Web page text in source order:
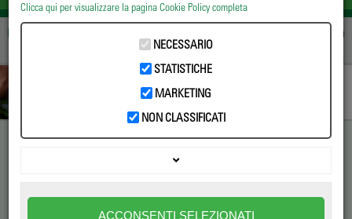
Home
-> Remedier® per il vivaismo ornamentale: efficacia
biologica e qualità produttiva
Remedier® per il vivaismo
ornamentale: efficacia
Clicca qui per visualizzare la pagina Cookie Policy completa
NECESSARIO
STATISTICHE
MARKETING
NON CLASSIFICATI
ACCONSENTI SELEZIONATI